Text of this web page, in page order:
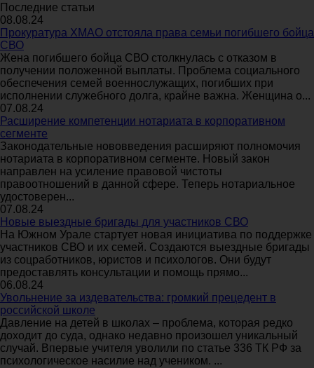
Последние статьи
08.08.24
Прокуратура ХМАО отстояла права семьи погибшего бойца
СВО
Жена погибшего бойца СВО столкнулась с отказом в
получении положенной выплаты. Проблема социального
обеспечения семей военнослужащих, погибших при
исполнении служебного долга, крайне важна. Женщина о...
07.08.24
Расширение компетенции нотариата в корпоративном
сегменте
Законодательные нововведения расширяют полномочия
нотариата в корпоративном сегменте. Новый закон
направлен на усиление правовой чистоты
правоотношений в данной сфере. Теперь нотариальное
удостоверен...
07.08.24
Новые выездные бригады для участников СВО
На Южном Урале стартует новая инициатива по поддержке
участников СВО и их семей. Создаются выездные бригады
из соцработников, юристов и психологов. Они будут
предоставлять консультации и помощь прямо...
06.08.24
Увольнение за издевательства: громкий прецедент в
российской школе
Давление на детей в школах – проблема, которая редко
доходит до суда, однако недавно произошел уникальный
случай. Впервые учителя уволили по статье 336 ТК РФ за
психологическое насилие над учеником. ...